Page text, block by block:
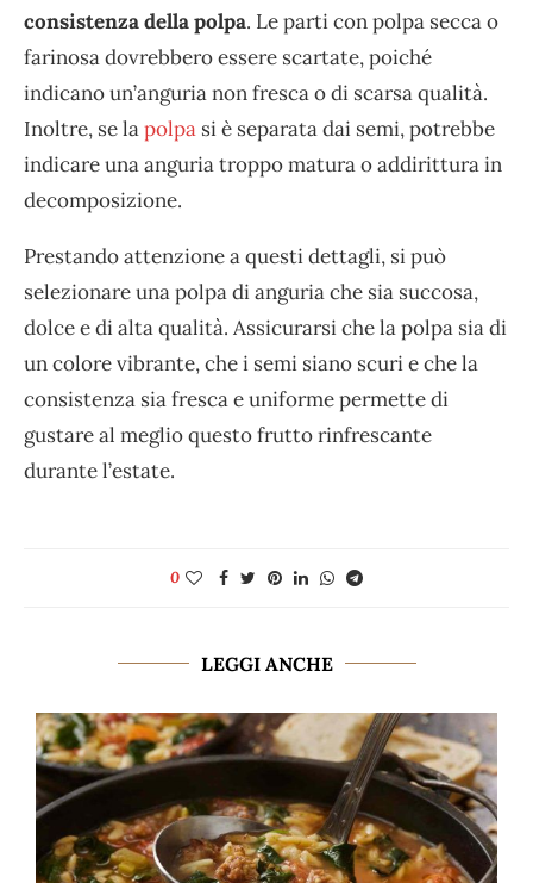
consistenza della polpa. Le parti con polpa secca o
farinosa dovrebbero essere scartate, poiché
indicano un’anguria non fresca o di scarsa qualità.
Inoltre, se lapolpa si è separata dai semi, potrebbe
indicare una anguria troppo matura o addirittura in
decomposizione.
Prestando attenzione a questi dettagli, si può
selezionare una polpa di anguria che sia succosa,
dolce e di alta qualità. Assicurarsi che la polpa sia di
un colore vibrante, che i semi siano scuri e che la
consistenza sia fresca e uniforme permette di
gustare al meglio questo frutto rinfrescante
durante l’estate.
0
LEGGI ANCHE